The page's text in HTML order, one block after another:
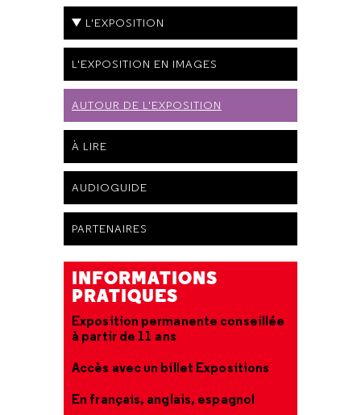
L'EXPOSITION
L'EXPOSITION EN IMAGES
AUTOUR DE L'EXPOSITION
À LIRE
AUDIOGUIDE
PARTENAIRES
INFORMATIONS
PRATIQUES
Exposition permanente conseillée
à partir de 11 ans
Accès avec un billet Expositions
En français, anglais, espagnol